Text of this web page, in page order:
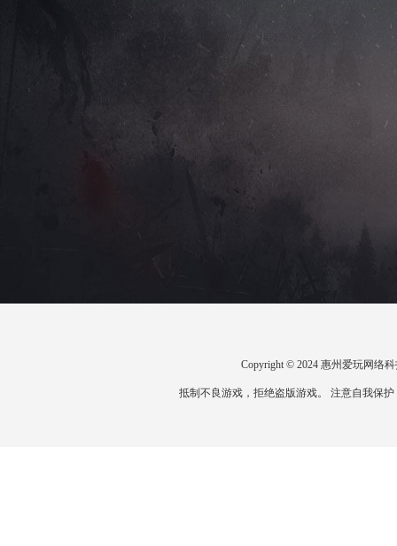
Copyright © 2024 惠州爱玩网络
抵制不良游戏，拒绝盗版游戏。 注意自我保